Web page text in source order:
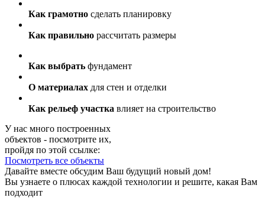
Как грамотно сделать планировку
Как правильно рассчитать размеры
Как выбрать фундамент
О материалах для стен и отделки
Как рельеф участка влияет на строительство
У нас много построенных
объектов - посмотрите их,
пройдя по этой ссылке:
Посмотреть все объекты
Давайте вместе обсудим Ваш будущий новый дом!
Вы узнаете о плюсах каждой технологии и решите, какая Вам
подходит